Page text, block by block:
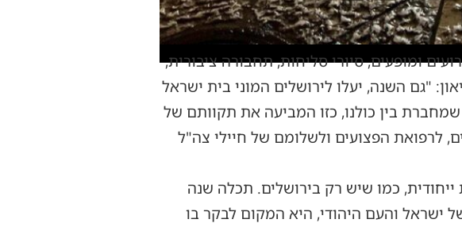
ומופעים, סיורי סליחות, תחבורה ציבורית,
"גם השנה, יעלו לירושלים המוני בית ישראל
בין כולנו, כזו המביעה את תקוותם של
לרפואת הפצועים ולשלומם של חיילי צה"ל
ייחודית, כמו שיש רק בירושלים. תכלה שנה
ישראל והעם היהודי, היא המקום לבקר בו